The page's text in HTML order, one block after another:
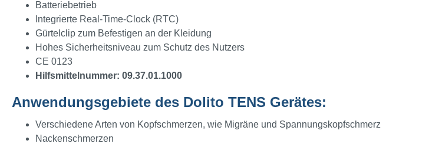
Batteriebetrieb
Integrierte Real-Time-Clock (RTC)
Gürtelclip zum Befestigen an der Kleidung
Hohes Sicherheitsniveau zum Schutz des Nutzers
CE 0123
Hilfsmittelnummer: 09.37.01.1000
Anwendungsgebiete des Dolito TENS Gerätes:
Verschiedene Arten von Kopfschmerzen, wie Migräne und Spannungskopfschmerz
Nackenschmerzen